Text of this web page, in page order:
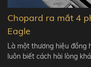
Chopard ra mắt 4
Eagle
Là một thương hiệu đồng
luôn biết cách hài lòng